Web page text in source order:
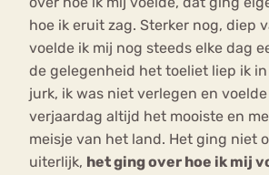
hoe ik eruit zag. Sterker nog, diep
voelde ik mij nog steeds elke dag
de gelegenheid het toeliet liep ik
jurk, ik was niet verlegen en
verjaardag altijd het mooiste en
meisje van het land. Het ging niet
uiterlijk, het ging over hoe ik mij